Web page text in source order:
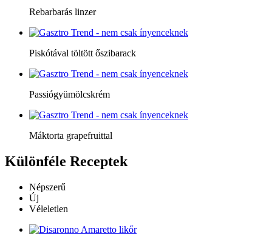
Rebarbarás linzer
Piskótával töltött őszibarack
Passiógyümölcskrém
Máktorta grapefruittal
Különféle Receptek
Népszerű
Új
Véleletlen